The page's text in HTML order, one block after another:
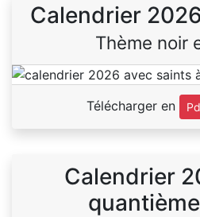
Calendrier
Thème noir
Télécharger en
Calendrier